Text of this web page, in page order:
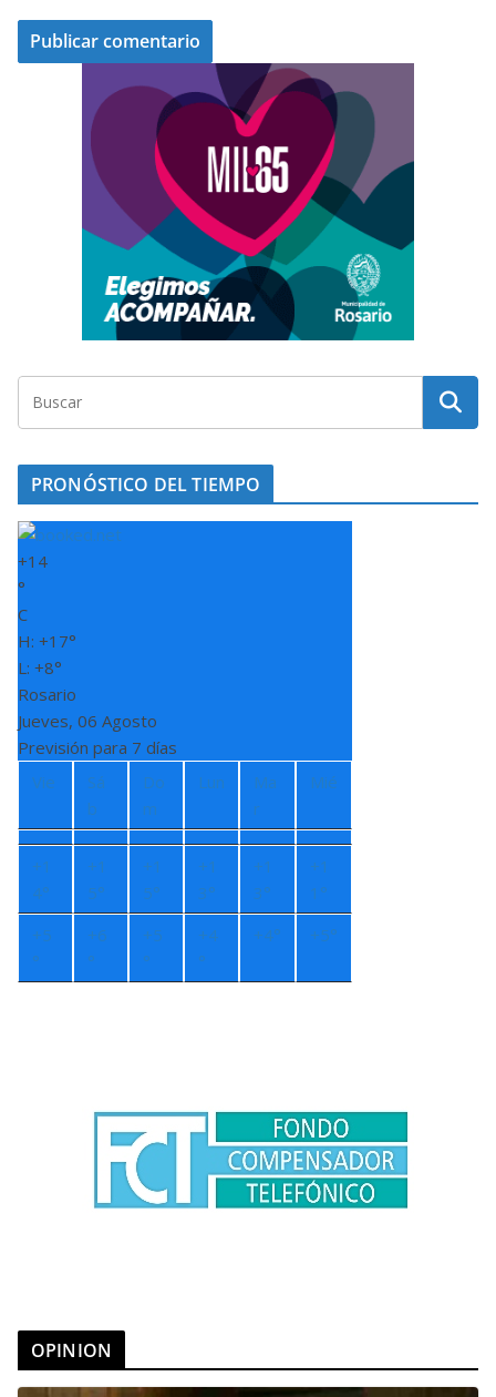
PRONÓSTICO DEL TIEMPO
+14
°
C
H: +17°
L: +8°
Rosario
Jueves, 06 Agosto
Previsión para 7 días
Vie
Sá
b
Do
m
Lun
Ma
r
Mié
+1
4°
+1
5°
+1
5°
+1
3°
+1
3°
+1
1°
+5
°
+6
°
+5
°
+4
°
+4° +5°
OPINION